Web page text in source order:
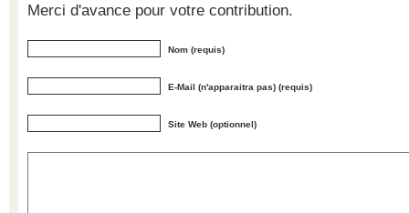
Merci d'avance pour votre contribution.
Nom (requis)
E-Mail (n'apparaitra pas) (requis)
Site Web (optionnel)